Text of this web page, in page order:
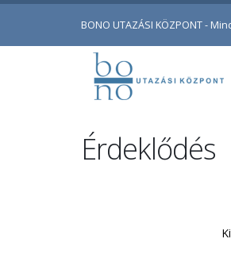
BONO UTAZÁSI KÖZPONT -
Érdeklődés